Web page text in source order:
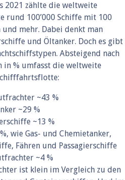
2021 zählte die weltweite
rund 100’000 Schiffe mit 100
mehr. Dabei denkt man
und Öltanker. Doch es gibt
Absteigend nach
% umfasst die weltweite
~43 %
~29 %
~13 %
wie Gas- und Chemietanker,
Fähren und Passagierschiffe
~4 %
ist klein im Vergleich zu den